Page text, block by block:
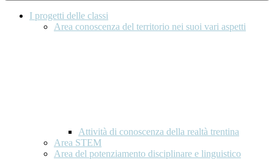
I progetti delle classi
Area conoscenza del territorio nei suoi vari aspetti
Attività di conoscenza della realtà trentina
Area STEM
Area del potenziamento disciplinare e linguistico